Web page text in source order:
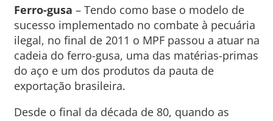
Ferro-gusa – Tendo como base o modelo de
sucesso implementado no combate à pecuária
ilegal, no final de 2011 o MPF passou a atuar na
cadeia do ferro-gusa, uma das matérias-primas
do aço e um dos produtos da pauta de
exportação brasileira.
Desde o final da década de 80, quando as